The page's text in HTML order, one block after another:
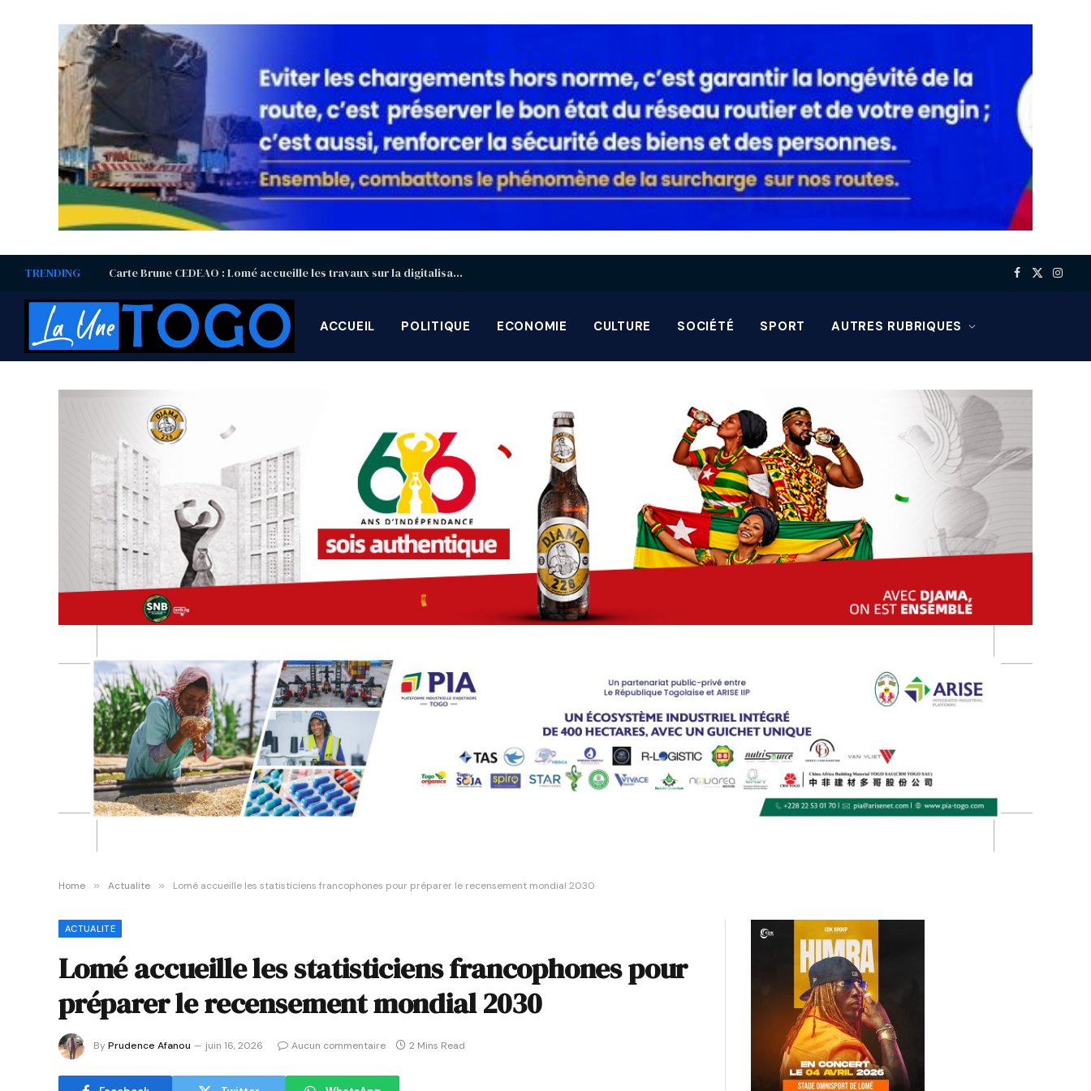
TRENDING Carte Brune CEDEAO : Lomé accueille les travaux sur la digitalisation du règlement des sinistres transfrontaliers Facebook
X
ACCUEIL POLITIQUE ECONOMIE CULTURE SOCIÉTÉ SPORT AUTRES RUBRIQUES
Home » Actualite » Lomé accueille les statisticiens francophones pour préparer le recensement mondial 2030
ACTUALITE
Lomé accueille les statisticiens francophones pour
préparer le recensement mondial 2030
ByPrudence Afanou juin 16, 2026 Aucun commentaire 2 Mins Read